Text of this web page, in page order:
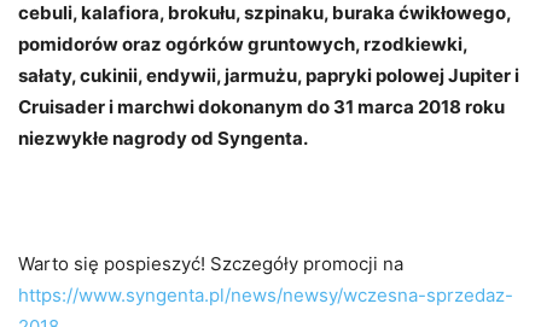
cebuli, kalafiora, brokułu, szpinaku, buraka ćwikłowego,
pomidorów oraz ogórków gruntowych, rzodkiewki,
sałaty, cukinii, endywii, jarmużu, papryki polowej Jupiter i
Cruisader i marchwi dokonanym do 31 marca 2018 roku
niezwykłe nagrody od Syngenta.
Warto się pospieszyć! Szczegóły promocji na
https://www.syngenta.pl/news/newsy/wczesna-sprzedaz-